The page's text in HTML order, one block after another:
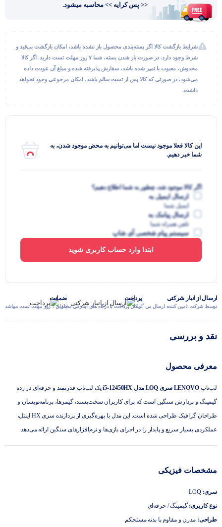
<< پس کرایه >> محاسبه میشود.
شرایط بازگشت کالا اگر بسته‌بندی محصول باز نشده باشد، امکان بازگشت بی‌قید و
شرط وجود دارد. در صورت باز شدن بسته، شما ۷ روز مهلت تست دارید. اگر کالا
مخدوش، معیوب یا تمپر شده باشد، سفارش پذیرفته شده و مبلغ آن عودت داده
می‌شود. در صورتی که کالا پس از تست سالم باشد، امکان مرجوعی وجود نخواهد
داشت.
این کالا فعلا موجود نیست اما می‌توانیم به محض موجود شدن، به
شما خبر دهیم.
اگر کالا موجود شد، چطور به شما اطلاع دهیم؟
ارسال ایمیل به
ایمیل شما
ارسال پیامک به
تلفن همراه شما
سیستم پیام شخصی آی شاپ
ابتدا وارد حساب کاربری شوید
ارسال از انبار شرکتی
توسط شرکت تامین کننده ارسال می گردد
پرداخت
امکان پرداخت با درگاه های اینترنتی مختلف
ضمانت
دارای 7 روز مهلت تست میباشد
نقد و بررسی
معرفی محصول
لپ‌تاپLENOVO سری LOQ مدل i5-12450HX
یک لپ‌تاپ قدرتمند و حرفه‌ای در رده
گیمینگ و پردازش سنگین است که برای کاربران سخت‌پسند، گیمرها، برنامه‌نویسان و
طراحان گرافیک طراحی شده است. این مدل با بهره‌گیری از پردازنده سری HX اینتل،
عملکردی بسیار سریع و پایدار را در اجرای بازی‌ها و نرم‌افزارهای سنگین ارائه می‌دهد.
مشخصات فیزیکی
سری: LOQ
نوع کاربری: گیمینگ / حرفه‌ای
طراحی: مدرن و مقاوم با بدنه مستحکم